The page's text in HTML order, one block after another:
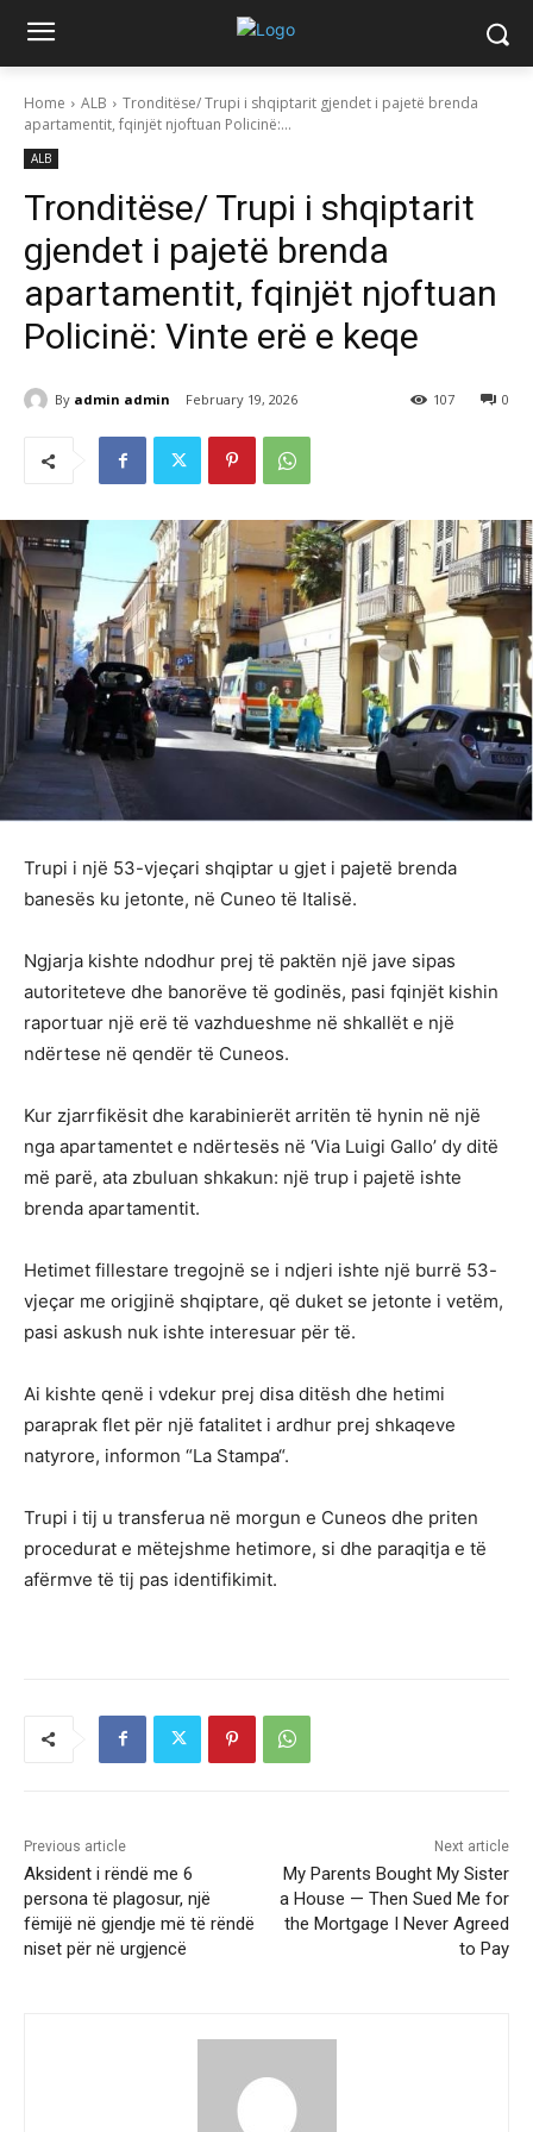
Home ALB
Tronditëse/ Trupi i shqiptarit gjendet i pajetë brenda
apartamentit, fqinjët njoftuan Policinë:...
ALB
Tronditëse/ Trupi i shqiptarit
gjendet i pajetë brenda
apartamentit, fqinjët njoftuan
Policinë: Vinte erë e keqe
By admin admin February 19, 2026 0
107
Trupi i një 53-vjeçari shqiptar u gjet i pajetë brenda
banesës ku jetonte, në Cuneo të Italisë.
Ngjarja kishte ndodhur prej të paktën një jave sipas
autoriteteve dhe banorëve të godinës, pasi fqinjët kishin
raportuar një erë të vazhdueshme në shkallët e një
ndërtese në qendër të Cuneos.
Kur zjarrfikësit dhe karabinierët arritën të hynin në një
nga apartamentet e ndërtesës në ‘Via Luigi Gallo’ dy ditë
më parë, ata zbuluan shkakun: një trup i pajetë ishte
brenda apartamentit.
Hetimet fillestare tregojnë se i ndjeri ishte një burrë 53-
vjeçar me origjinë shqiptare, që duket se jetonte i vetëm,
pasi askush nuk ishte interesuar për të.
Ai kishte qenë i vdekur prej disa ditësh dhe hetimi
paraprak flet për një fatalitet i ardhur prej shkaqeve
natyrore, informon “La Stampa“.
Trupi i tij u transferua në morgun e Cuneos dhe priten
procedurat e mëtejshme hetimore, si dhe paraqitja e të
afërmve të tij pas identifikimit.
Previous article
Aksident i rëndë me 6
persona të plagosur, një
fëmijë në gjendje më të rëndë
niset për në urgjencë
Next article
My Parents Bought My Sister
a House — Then Sued Me for
the Mortgage I Never Agreed
to Pay